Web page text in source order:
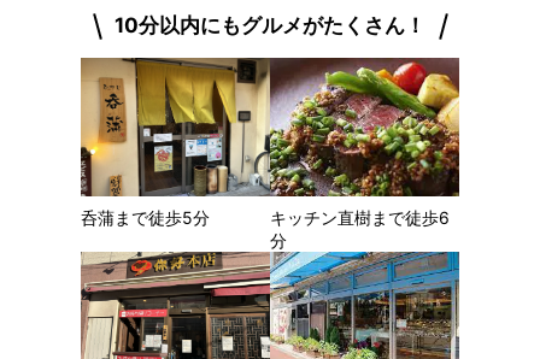
10分以内にもグルメがたくさん！
呑蒲まで徒歩5分
キッチン直樹まで徒歩6
分